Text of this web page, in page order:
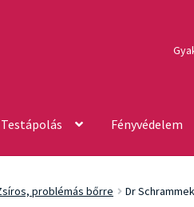
Testápolás Fényvédelem
problémás bőrre Dr